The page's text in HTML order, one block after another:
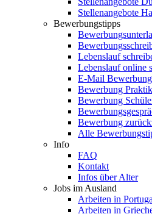
Stellenangebote
Bewerbungstipps
Lebenslauf
Lebenslauf online
E-Mail Bewerbung
Bewerbung
Bewerbung
Bewerbung
Alle
Info
FAQ
Kontakt
Infos über Alter
Jobs im Ausland
Arbeiten in
Arbeiten in